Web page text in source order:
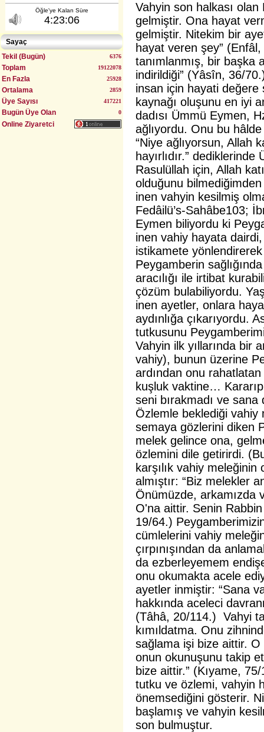
Uyumlu Evlilik Yöntemi (Bulgurlu)
Sayaç
Tekil (Bugün)
6376
Toplam 19122078
En Fazla 25928
Ortalama 2859
Üye Sayısı 417221
Bugün Üye Olan 0
Online Ziyaretci
Vahyin son halkası
gelmiştir. Ona hayat
gelmiştir. Nitekim bir
hayat veren şey”
tanımlanmış, bir başka
indirildiği” (Yâsîn, 36/
insan için hayati değere
kaynağı oluşunu en iyi
dadısı Ümmü Eymen,
ağlıyordu. Onu bu
“Niye ağlıyorsun, Allah
hayırlıdır.”
Rasulüllah için, Allah
olduğunu
inen vahyin kesilmiş
Fedâilü’s-Sahâbe103;
Eymen biliyordu ki
inen vahiy hayata
istikamete
Peygamberin
aracılığı ile irtibat
çözüm bulabiliyordu.
inen ayetler, onlara
aydınlığa çıkarıyordu.
tutkusunu
Vahyin ilk yıllarında bir
vahiy), bunun üzerine
ardından onu
kuşluk vaktine…
seni bırakmadı ve
Özlemle beklediği vahiy
semaya gözlerini diken
melek gelince ona,
özlemini dile getirirdi.
karşılık vahiy meleğinin
almıştır: “Biz melekler
Önümüzde, arkamızda
O'na aittir. Senin
19/64.)
cümlelerini vahiy
çırpınışından da
da ezberleyemem
onu okumakta acele
ayetler inmiştir: “Sana
hakkında aceleci
(Tâhâ, 20/114.) Vahyi
kımıldatma. Onu
sağlama işi bize aittir.
onun okunuşunu takip
bize aittir.” (Kıyame,
tutku ve özlemi, vahyin
önemsediğini gösterir.
başlamış ve vahyin
son bulmuştur.